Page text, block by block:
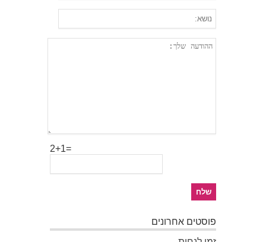
2+1=
פוסטים אחרונים